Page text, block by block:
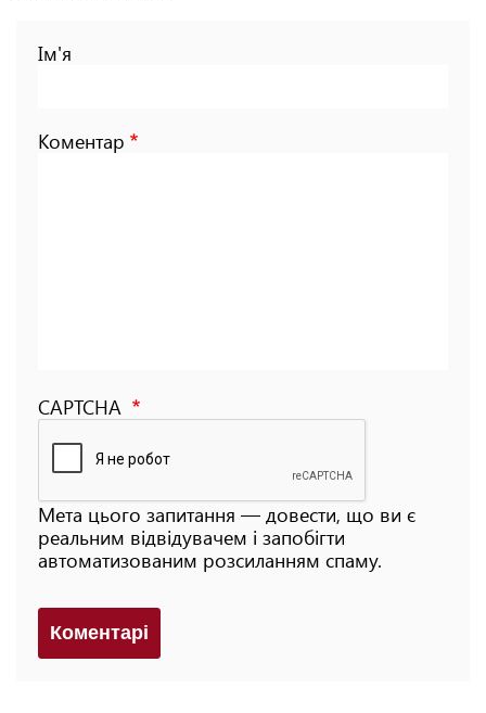
Ім'я
Коментар
CAPTCHA
Мета цього запитання — довести, що ви є
реальним відвідувачем і запобігти
автоматизованим розсиланням спаму.
Коментарi